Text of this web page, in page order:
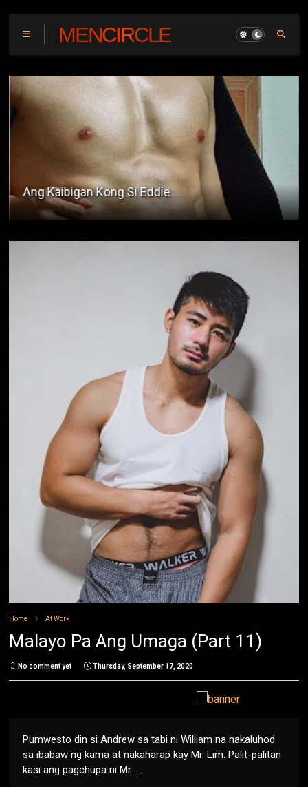
MENCIRCLE
Peryahan sa Fiesta
Home At Work
Malayo Pa Ang Umaga (Part 11)
No comment yet Thursday, September 17, 2020
Pumwesto din si Andrew sa tabi ni William na nakaluhod
sa ibabaw ng kama at nakaharap kay Mr. Lim. Palit-palitan
kasi ang pagchupa ni Mr. ...